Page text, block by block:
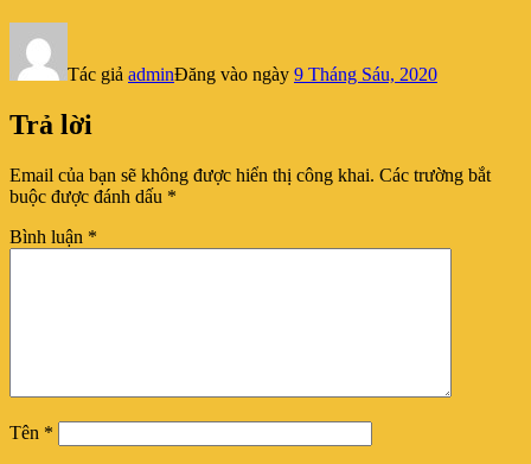
Tác giả adminĐăng vào ngày 9 Tháng Sáu, 2020
Trả lời
Email của bạn sẽ không được hiển thị công khai. Các trường bắt
buộc được đánh dấu *
Bình luận *
Tên *